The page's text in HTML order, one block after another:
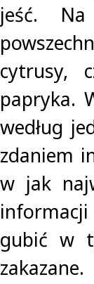
jeść.
cytrusy,
papryka.
według
zdaniem
w jak
gubić w
zakazane.